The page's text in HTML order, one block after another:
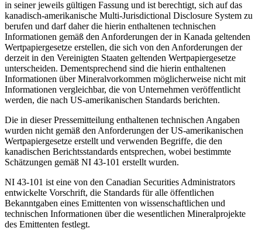
in seiner jeweils gültigen Fassung und ist berechtigt, sich auf das
kanadisch-amerikanische Multi-Jurisdictional Disclosure System zu
berufen und darf daher die hierin enthaltenen technischen
Informationen gemäß den Anforderungen der in Kanada geltenden
Wertpapiergesetze erstellen, die sich von den Anforderungen der
derzeit in den Vereinigten Staaten geltenden Wertpapiergesetze
unterscheiden. Dementsprechend sind die hierin enthaltenen
Informationen über Mineralvorkommen möglicherweise nicht mit
Informationen vergleichbar, die von Unternehmen veröffentlicht
werden, die nach US-amerikanischen Standards berichten.
Die in dieser Pressemitteilung enthaltenen technischen Angaben
wurden nicht gemäß den Anforderungen der US-amerikanischen
Wertpapiergesetze erstellt und verwenden Begriffe, die den
kanadischen Berichtsstandards entsprechen, wobei bestimmte
Schätzungen gemäß NI 43-101 erstellt wurden.
NI 43-101 ist eine von den Canadian Securities Administrators
entwickelte Vorschrift, die Standards für alle öffentlichen
Bekanntgaben eines Emittenten von wissenschaftlichen und
technischen Informationen über die wesentlichen Mineralprojekte
des Emittenten festlegt.